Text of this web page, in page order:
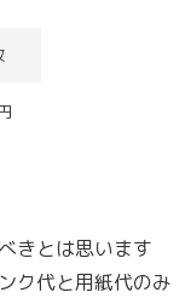
きとは思います
ク代と用紙代のみ